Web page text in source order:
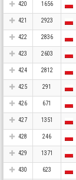
420 1656
421 2923
422 2836
423 2603
424 2812
425 291
426 671
427 1351
428 246
429 1371
430 623